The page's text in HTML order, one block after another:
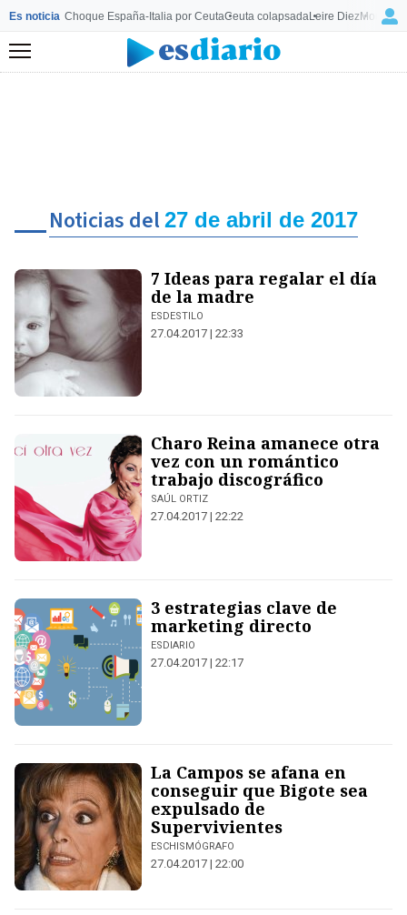
Es noticia Choque España-Italia por CeutaCeuta colapsadaLeire Diez
Menú
Noticias del27 de abril de 2017
7 Ideas para regalar el día
de la madre
ESDESTILO
27.04.2017 | 22:33
Charo Reina amanece otra
vez con un romántico
trabajo discográfico
SAÚL ORTIZ
27.04.2017 | 22:22
3 estrategias clave de
marketing directo
ESDIARIO
27.04.2017 | 22:17
La Campos se afana en
conseguir que Bigote sea
expulsado de
Supervivientes
ESCHISMÓGRAFO
27.04.2017 | 22:00